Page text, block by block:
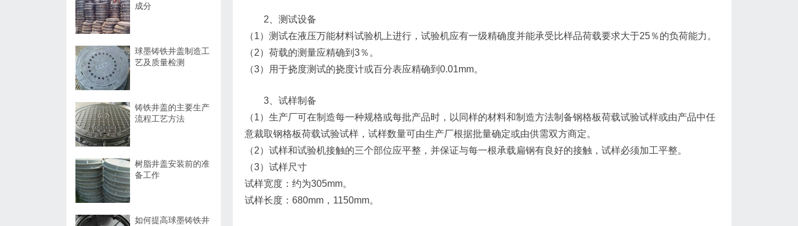
2、测试设备
（1）测试在液压万能材料试验机上进行，试验机应有一级精确度并能承受比样品荷载要求大于25％的负荷能力。
（2）荷载的测量应精确到3％。
（3）用于挠度测试的挠度计或百分表应精确到0.01mm。
3、试样制备
（1）生产厂可在制造每一种规格或每批产品时，以同样的材料和制造方法制备钢格板荷载试验试样或由产品中任
意裁取钢格板荷载试验试样，试样数量可由生产厂根据批量确定或由供需双方商定。
（2）试样和试验机接触的三个部位应平整，并保证与每一根承载扁钢有良好的接触，试样必须加工平整。
（3）试样尺寸
试样宽度：约为305mm。
试样长度：680mm，1150mm。
成分
球墨铸铁井盖制造工
艺及质量检测
铸铁井盖的主要生产
流程工艺方法
树脂井盖安装前的准
备工作
如何提高球墨铸铁井